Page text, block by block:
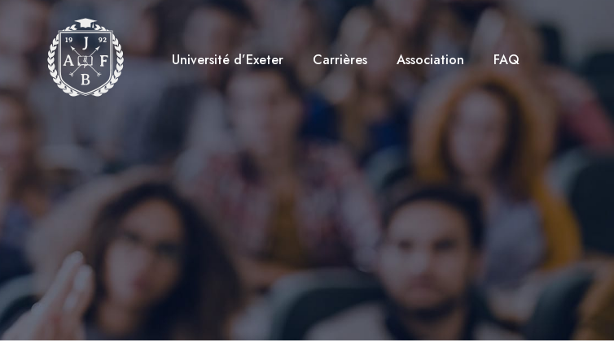
Université d’Exeter Carrières Association FAQ